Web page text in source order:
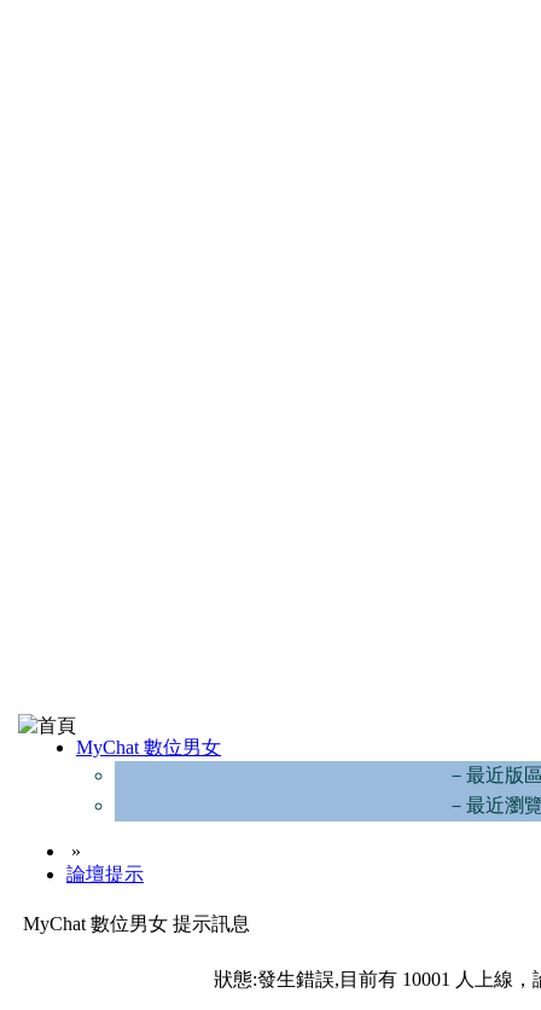
MyChat 數位男女
－最近版
－最近瀏
»
論壇提示
MyChat 數位男女 提示訊息
狀態:發生錯誤,目前有 10001 人上線